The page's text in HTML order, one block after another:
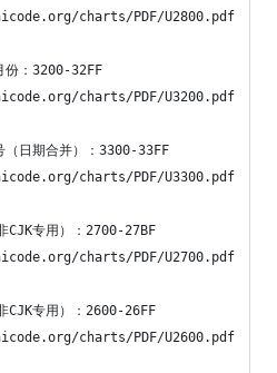
charts/PDF/U2800.pdf
份：3200-32FF
charts/PDF/U3200.pdf
（日期合并）：3300-33FF
charts/PDF/U3300.pdf
CJK专用）：2700-27BF
charts/PDF/U2700.pdf
CJK专用）：2600-26FF
charts/PDF/U2600.pdf